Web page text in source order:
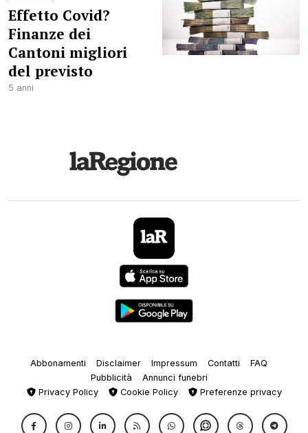
Effetto Covid?
Finanze dei
Cantoni migliori
del previsto
5 anni
Abbonamenti Disclaimer Impressum Contatti
FAQ
Pubblicità
Annunci funebri
Privacy Policy
Cookie Policy Preferenze privacy